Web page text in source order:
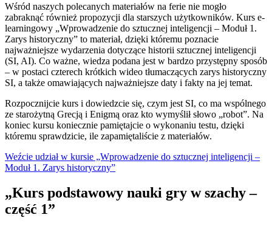
Wśród naszych polecanych materiałów na ferie nie mogło
zabraknąć również propozycji dla starszych użytkowników. Kurs e-
learningowy „Wprowadzenie do sztucznej inteligencji – Moduł 1.
Zarys historyczny” to materiał, dzięki któremu poznacie
najważniejsze wydarzenia dotyczące historii sztucznej inteligencji
(SI, AI). Co ważne, wiedza podana jest w bardzo przystępny sposób
– w postaci czterech krótkich wideo tłumaczących zarys historyczny
SI, a także omawiających najważniejsze daty i fakty na jej temat.
Rozpocznijcie kurs i dowiedzcie się, czym jest SI, co ma wspólnego
ze starożytną Grecją i Enigmą oraz kto wymyślił słowo „robot”. Na
koniec kursu koniecznie pamiętajcie o wykonaniu testu, dzięki
któremu sprawdzicie, ile zapamiętaliście z materiałów.
Weźcie udział w kursie „Wprowadzenie do sztucznej inteligencji –
Moduł 1. Zarys historyczny”
„Kurs podstawowy nauki gry w szachy –
część 1”